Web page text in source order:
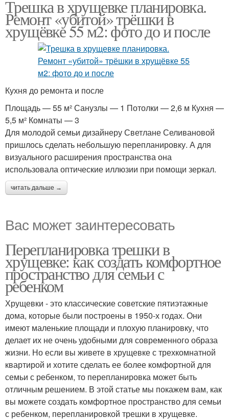
Трешка в хрущевке планировка.
Ремонт «убитой» трёшки в
хрущёвке 55 м2: фото до и после
Кухня до ремонта и после
Площадь — 55 м² Санузлы — 1 Потолки — 2,6 м Кухня —
5,5 м² Комнаты — 3
Для молодой семьи дизайнеру Светлане Селивановой
пришлось сделать небольшую перепланировку. А для
визуального расширения пространства она
использовала оптические иллюзии при помощи зеркал.
читать дальше →
Вас может заинтересовать
Перепланировка трешки в
хрущевке: как создать комфортное
пространство для семьи с
ребенком
Хрущевки - это классические советские пятиэтажные
дома, которые были построены в 1950-х годах. Они
имеют маленькие площади и плохую планировку, что
делает их не очень удобными для современного образа
жизни. Но если вы живете в хрущевке с трехкомнатной
квартирой и хотите сделать ее более комфортной для
семьи с ребенком, то перепланировка может быть
отличным решением. В этой статье мы покажем вам, как
вы можете создать комфортное пространство для семьи
с ребенком, перепланировкой трешки в хрущевке.